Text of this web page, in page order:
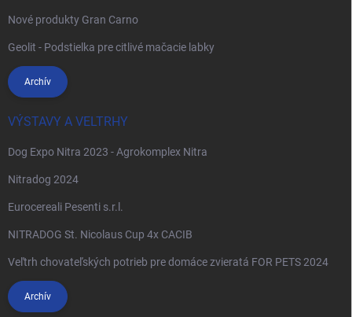
Nové produkty Gran Carno
Geolit - Podstielka pre citlivé mačacie labky
Archív
VÝSTAVY A VELTRHY
Dog Expo Nitra 2023 - Agrokomplex Nitra
Nitradog 2024
Eurocereali Pesenti s.r.l.
NITRADOG St. Nicolaus Cup 4x CACIB
Veľtrh chovateľských potrieb pre domáce zvieratá FOR PETS 2024
Archív